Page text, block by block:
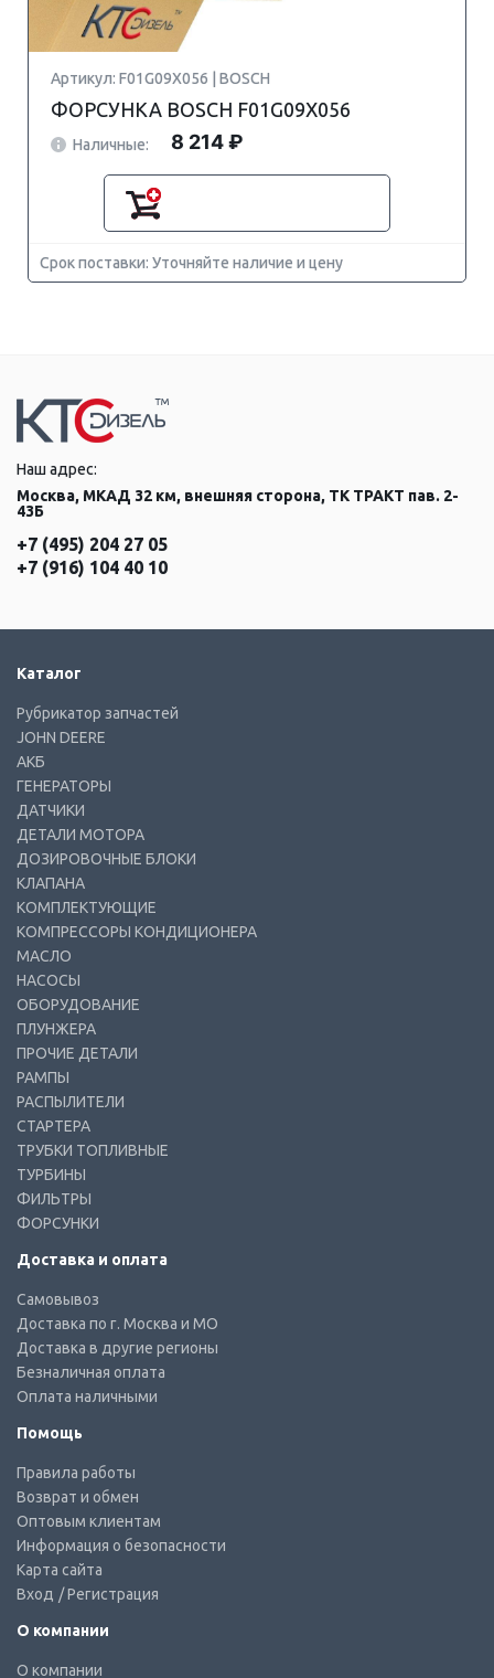
Артикул: F01G09X056 | BOSCH
ФОРСУНКА BOSCH F01G09X056
Наличные: 8 214 ₽
Срок поставки: Уточняйте наличие и цену
Наш адрес:
Москва, МКАД 32 км, внешняя сторона, ТК ТРАКТ пав. 2-
43Б
+7 (495) 204 27 05
+7 (916) 104 40 10
Каталог
Рубрикатор запчастей
JOHN DEERE
АКБ
ГЕНЕРАТОРЫ
ДАТЧИКИ
ДЕТАЛИ МОТОРА
ДОЗИРОВОЧНЫЕ БЛОКИ
КЛАПАНА
КОМПЛЕКТУЮЩИЕ
КОМПРЕССОРЫ КОНДИЦИОНЕРА
МАСЛО
НАСОСЫ
ОБОРУДОВАНИЕ
ПЛУНЖЕРА
ПРОЧИЕ ДЕТАЛИ
РАМПЫ
РАСПЫЛИТЕЛИ
СТАРТЕРА
ТРУБКИ ТОПЛИВНЫЕ
ТУРБИНЫ
ФИЛЬТРЫ
ФОРСУНКИ
Доставка и оплата
Самовывоз
Доставка по г. Москва и МО
Доставка в другие регионы
Безналичная оплата
Оплата наличными
Помощь
Правила работы
Возврат и обмен
Оптовым клиентам
Информация о безопасности
Карта сайта
Вход / Регистрация
О компании
О компании